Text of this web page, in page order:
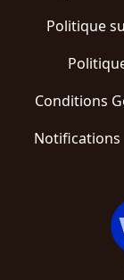
Politique
Conditions
Notifications